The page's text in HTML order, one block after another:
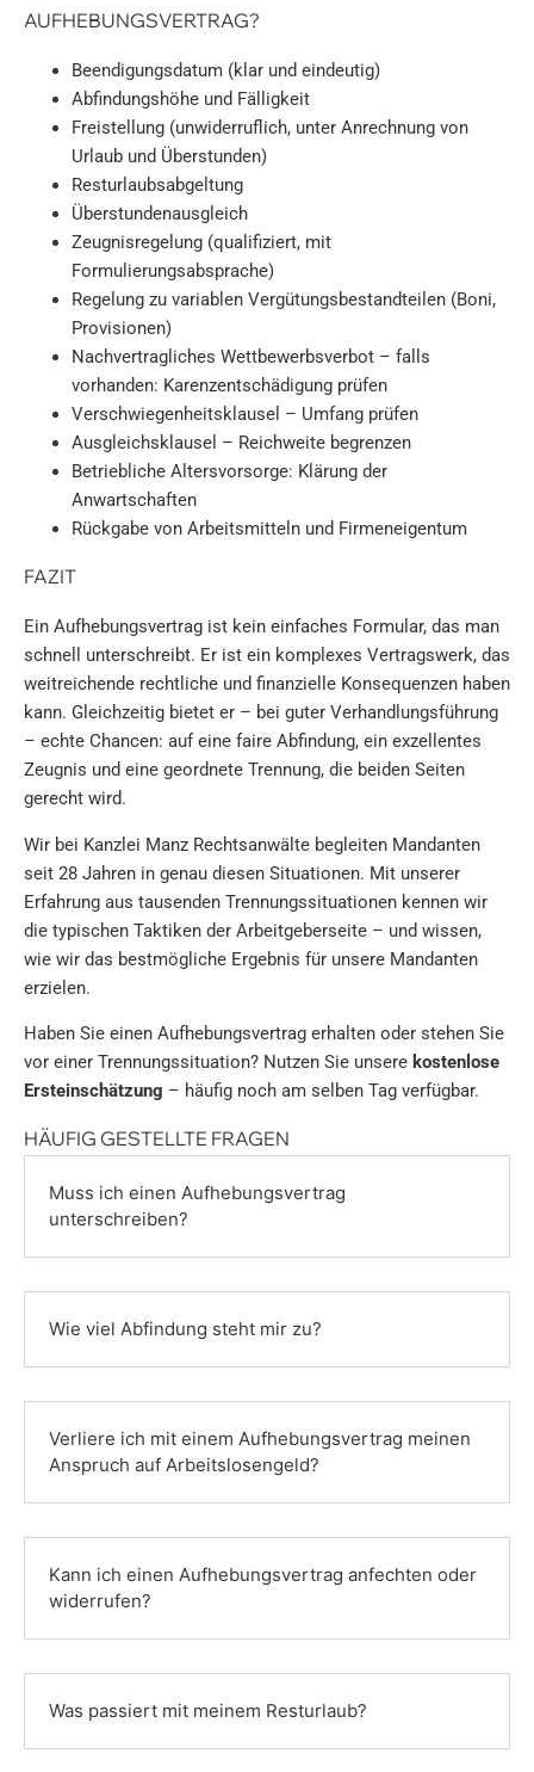
AUFHEBUNGSVERTRAG?
Beendigungsdatum (klar und eindeutig)
Abfindungshöhe und Fälligkeit
Freistellung (unwiderruflich, unter Anrechnung von
Urlaub und Überstunden)
Resturlaubsabgeltung
Überstundenausgleich
Zeugnisregelung (qualifiziert, mit
Formulierungsabsprache)
Regelung zu variablen Vergütungsbestandteilen (Boni,
Provisionen)
Nachvertragliches Wettbewerbsverbot – falls
vorhanden: Karenzentschädigung prüfen
Verschwiegenheitsklausel – Umfang prüfen
Ausgleichsklausel – Reichweite begrenzen
Betriebliche Altersvorsorge: Klärung der
Anwartschaften
Rückgabe von Arbeitsmitteln und Firmeneigentum
FAZIT
Ein Aufhebungsvertrag ist kein einfaches Formular, das man
schnell unterschreibt. Er ist ein komplexes Vertragswerk, das
weitreichende rechtliche und finanzielle Konsequenzen haben
kann. Gleichzeitig bietet er – bei guter Verhandlungsführung
– echte Chancen: auf eine faire Abfindung, ein exzellentes
Zeugnis und eine geordnete Trennung, die beiden Seiten
gerecht wird.
Wir bei Kanzlei Manz Rechtsanwälte begleiten Mandanten
seit 28 Jahren in genau diesen Situationen. Mit unserer
Erfahrung aus tausenden Trennungssituationen kennen wir
die typischen Taktiken der Arbeitgeberseite – und wissen,
wie wir das bestmögliche Ergebnis für unsere Mandanten
erzielen.
Haben Sie einen Aufhebungsvertrag erhalten oder stehen Sie
vor einer Trennungssituation? Nutzen Sie unsere kostenlose
Ersteinschätzung – häufig noch am selben Tag verfügbar.
HÄUFIG GESTELLTE FRAGEN
Muss ich einen Aufhebungs­vertrag
unterschreiben?
Wie viel Abfindung steht mir zu?
Verliere ich mit einem Aufhebungs­vertrag meinen
Anspruch auf Arbeitslosengeld?
Kann ich einen Aufhebungs­vertrag anfechten oder
widerrufen?
Was passiert mit meinem Resturlaub?